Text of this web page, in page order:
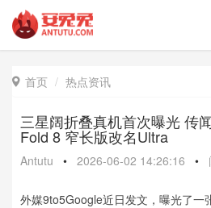
 首页 热点资讯
三星阔折叠真机首次曝光 传
Fold 8 窄长版改名Ultra
Antutu • 2026-06-02 14:26:16 •
外媒9to5Google近日发文，曝光了一